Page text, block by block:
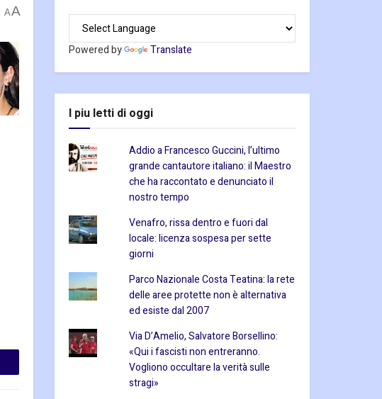
AA
Powered by Translate
I piu letti di oggi
Addio a Francesco Guccini, l’ultimo
grande cantautore italiano: il Maestro
che ha raccontato e denunciato il
nostro tempo
Venafro, rissa dentro e fuori dal
locale: licenza sospesa per sette
giorni
Parco Nazionale Costa Teatina: la rete
delle aree protette non è alternativa
ed esiste dal 2007
Via D’Amelio, Salvatore Borsellino:
«Qui i fascisti non entreranno.
Vogliono occultare la verità sulle
stragi»